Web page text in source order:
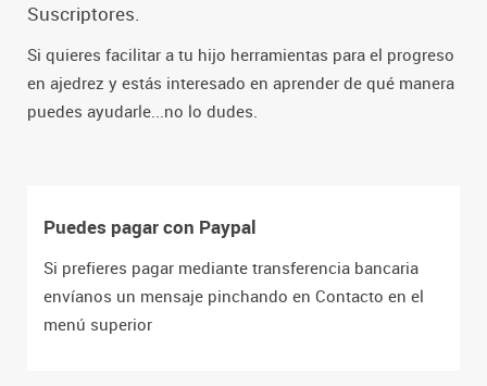
Suscriptores.
Si quieres facilitar a tu hijo herramientas para el progreso
en ajedrez y estás interesado en aprender de qué manera
puedes ayudarle...no lo dudes.
Puedes pagar con Paypal
Si prefieres pagar mediante transferencia bancaria
envíanos un mensaje pinchando en Contacto en el
menú superior